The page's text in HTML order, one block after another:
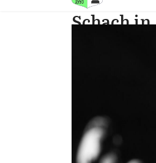
Schach